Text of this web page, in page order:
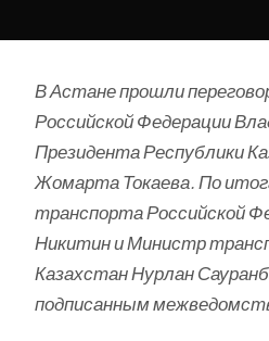
В Астане прошли
Российской Федерации
Президента Республики
Жомарта Токаева. По
транспорта Российской
Никитин и Министр
Казахстан Нурлан
подписанным